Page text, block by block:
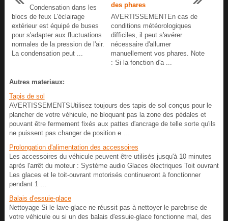
Condensation dans les
blocs de feux L'éclairage
extérieur est équipé de buses
pour s'adapter aux fluctuations
normales de la pression de l'air.
La condensation peut ...
des phares
AVERTISSEMENTEn cas de
conditions météorologiques
difficiles, il peut s'avérer
nécessaire d'allumer
manuellement vos phares. Note
: Si la fonction d'a ...
Autres materiaux:
Tapis de sol
AVERTISSEMENTSUtilisez toujours des tapis de sol conçus pour le
plancher de votre véhicule, ne bloquant pas la zone des pédales et
pouvant être fermement fixés aux pattes d'ancrage de telle sorte qu'ils
ne puissent pas changer de position e ...
Prolongation d'alimentation des accessoires
Les accessoires du véhicule peuvent être utilisés jusqu'à 10 minutes
après l'arrêt du moteur : Système audio Glaces électriques Toit ouvrant
Les glaces et le toit-ouvrant motorisés continueront à fonctionner
pendant 1 ...
Balais d'essuie-glace
Nettoyage Si le lave-glace ne réussit pas à nettoyer le parebrise de
votre véhicule ou si un des balais d'essuie-glace fonctionne mal, des